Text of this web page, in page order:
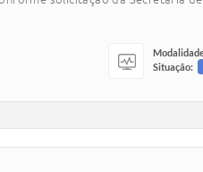
Situação: